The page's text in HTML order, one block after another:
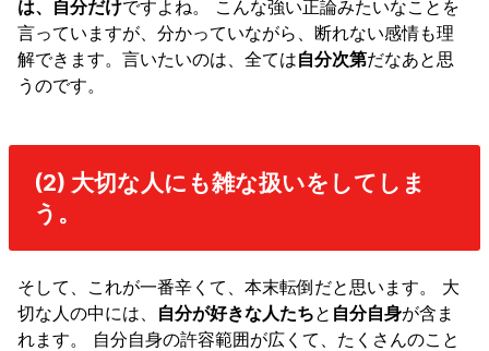
は、自分だけですよね。 こんな強い正論みたいなことを
言っていますが、分かっていながら、断れない感情も理
解できます。言いたいのは、全ては自分次第だなあと思
うのです。
(2) 大切な人にも雑な扱いをしてしま
う。
そして、これが一番辛くて、本末転倒だと思います。 大
切な人の中には、 自分が好きな人たちと 自分自身が含ま
れます。 自分自身の許容範囲が広くて、たくさんのこと